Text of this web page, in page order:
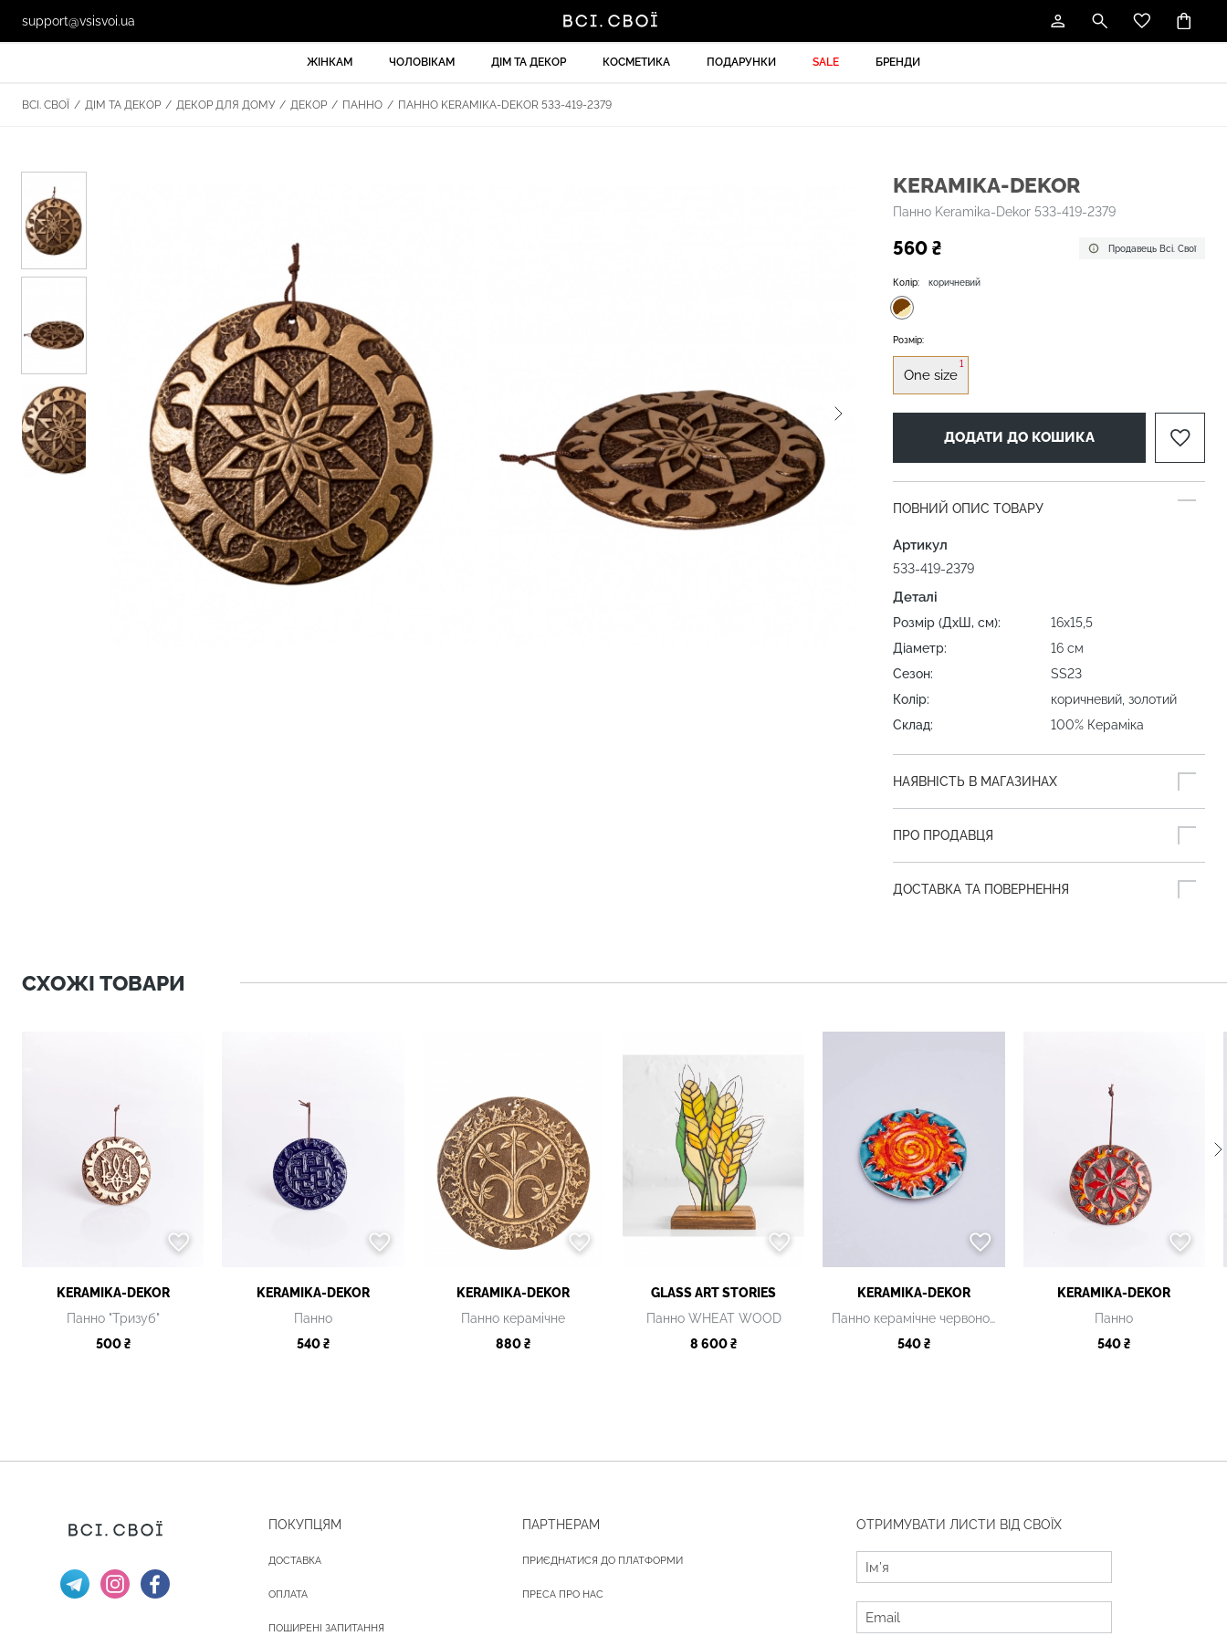
support@vsisvoi.ua
ЖІНКАМ ЧОЛОВІКАМ ДІМ ТА ДЕКОР КОСМЕТИКА ПОДАРУНКИ SALE БРЕНДИ
ВСІ. СВОЇ / ДІМ ТА ДЕКОР / ДЕКОР ДЛЯ ДОМУ / ДЕКОР / ПАННО / ПАННО KERAMIKA-DEKOR 533-419-2379
KERAMIKA-DEKOR
Панно Keramika-Dekor 533-419-2379
560 ₴ Продавець Всі. Свої
Колір: коричневий
Розмір:
One size
1
ДОДАТИ ДО КОШИКА
ПОВНИЙ ОПИС ТОВАРУ
Артикул
533-419-2379
Деталі
Розмір (ДхШ, см):
16х15,5
Діаметр:
16 см
Сезон:
SS23
Колір:
коричневий, золотий
Склад:
100% Кераміка
НАЯВНІСТЬ В МАГАЗИНАХ
ПРО ПРОДАВЦЯ
ДОСТАВКА ТА ПОВЕРНЕННЯ
СХОЖІ ТОВАРИ
KERAMIKA-DEKOR
Панно "Тризуб"
500 ₴
KERAMIKA-DEKOR
Панно
540 ₴
KERAMIKA-DEKOR
Панно керамічне
880 ₴
GLASS ART STORIES
Панно WHEAT WOOD
8 600 ₴
KERAMIKA-DEKOR
Панно керамічне червоно-блакитне
540 ₴
KERAMIKA-DEKOR
Панно
540 ₴
ПОКУПЦЯМ
ДОСТАВКА
ОПЛАТА
ПОШИРЕНІ ЗАПИТАННЯ
ПАРТНЕРАМ
ПРИЄДНАТИСЯ ДО ПЛАТФОРМИ
ПРЕСА ПРО НАС
ОТРИМУВАТИ ЛИСТИ ВІД СВОЇХ